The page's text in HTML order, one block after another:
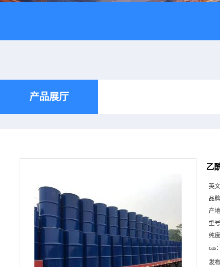
产品展厅
乙
英
品
产
型
纯
cas
发